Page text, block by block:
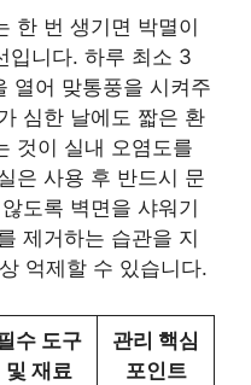
한 번 생기면 박멸이
입니다. 하루 최소 3
열어 맞통풍을 시켜주
심한 날에도 짧은 환
것이 실내 오염도를
은 사용 후 반드시 문
도록 벽면을 샤워기
제거하는 습관을 지
억제할 수 있습니다.
수 도구
및 재료
관리 핵심
포인트